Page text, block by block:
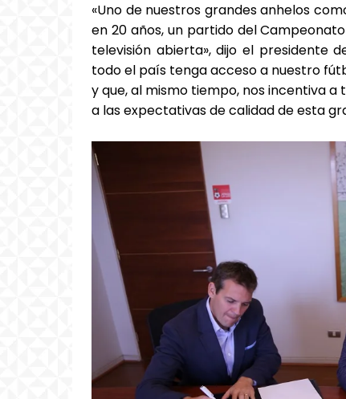
«Uno de nuestros grandes anhelos
en 20 años, un partido del
televisión abierta», dijo el presidente
todo el país tenga acceso a nuestro
y que, al mismo tiempo, nos incentiva
a las expectativas de calidad de esta